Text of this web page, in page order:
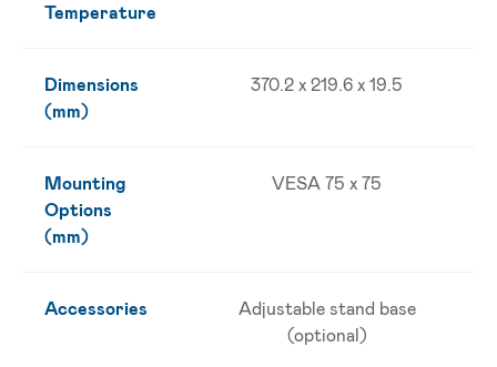
Temperature
Dimensions
(mm)
370.2 x 219.6 x 19.5
Mounting
Options
(mm)
VESA 75 x 75
Accessories
Adjustable stand base
(optional)